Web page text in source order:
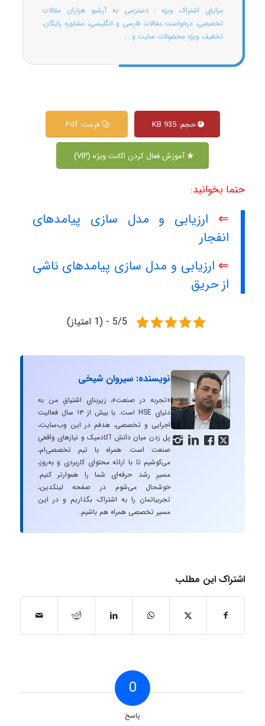
مزایای اشتراک ویژه : دسترسی به آرشیو هزاران مقالات
تخصصی، درخواست مقالات فارسی و انگلیسی، مشاوره رایگان،
تخفیف ویژه محصولات سایت و ...
حجم: 935 KB فرمت: Pdf
آموزش فعال کردن اکانت ویژه (VIP)
حتما بخوانید:
⇐ ارزیابی و مدل سازی پیامدهای
انفجار
⇐ ارزیابی و مدل سازی پیامدهای ناشی
از حریق
5/5 - (1 امتیاز)
   
نویسنده: سیروان شیخی
«تجربه در صنعت»، زیربنایِ اشتیاقِ من به
دنیایِ HSE است. با بیش از ۱۳ سال فعالیت
اجرایی و تخصصی، هدفم در این وب‌سایت،
پل زدن میان دانشِ آکادمیک و نیازهای واقعیِ
صنعت است. همراه با تیم تخصصی‌ام،
می‌کوشیم تا با ارائه محتوای کاربردی و به‌روز،
مسیرِ رشد حرفه‌ای شما را هموارتر کنیم.
خوشحال می‌شوم در صفحه لینکدین،
تجربیاتمان را به اشتراک بگذاریم و در این
مسیر تخصصی همراه هم باشیم.
اشتراک این مطلب
0
پاسخ